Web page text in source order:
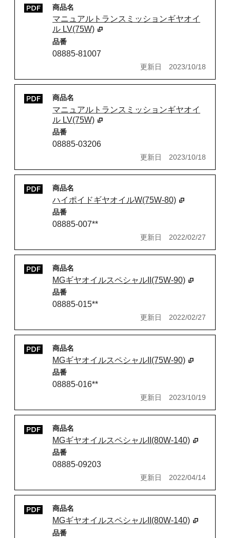
商品名
マニュアルトランスミッションギヤオイ
ル LV(75W)
品番
08885-81007
更新日 2023/10/18
商品名
マニュアルトランスミッションギヤオイ
ル LV(75W)
品番
08885-03206
更新日 2023/10/18
商品名
ハイポイドギヤオイルW(75W-80)
品番
08885-007**
更新日 2022/02/27
商品名
MGギヤオイルスペシャルII(75W-90)
品番
08885-015**
更新日 2022/02/27
商品名
MGギヤオイルスペシャルII(75W-90)
品番
08885-016**
更新日 2023/10/19
商品名
MGギヤオイルスペシャルII(80W-140)
品番
08885-09203
更新日 2022/04/14
商品名
MGギヤオイルスペシャルII(80W-140)
品番